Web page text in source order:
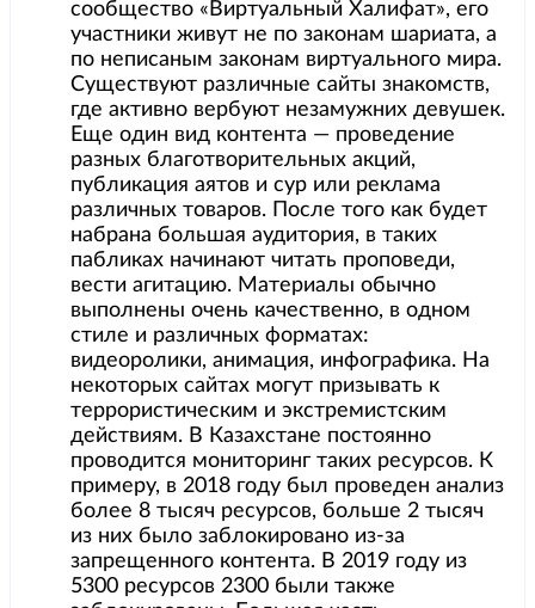
сообщество «Виртуальный Халифат», его
участники живут не по законам шариата, а
по неписаным законам виртуального мира.
Существуют различные сайты знакомств,
где активно вербуют незамужних девушек.
Еще один вид контента — проведение
разных благотворительных акций,
публикация аятов и сур или реклама
различных товаров. После того как будет
набрана большая аудитория, в таких
пабликах начинают читать проповеди,
вести агитацию. Материалы обычно
выполнены очень качественно, в одном
стиле и различных форматах:
видеоролики, анимация, инфографика. На
некоторых сайтах могут призывать к
террористическим и экстремистским
действиям. В Казахстане постоянно
проводится мониторинг таких ресурсов. К
примеру, в 2018 году был проведен анализ
более 8 тысяч ресурсов, больше 2 тысяч
из них было заблокировано из-за
запрещенного контента. В 2019 году из
5300 ресурсов 2300 были также